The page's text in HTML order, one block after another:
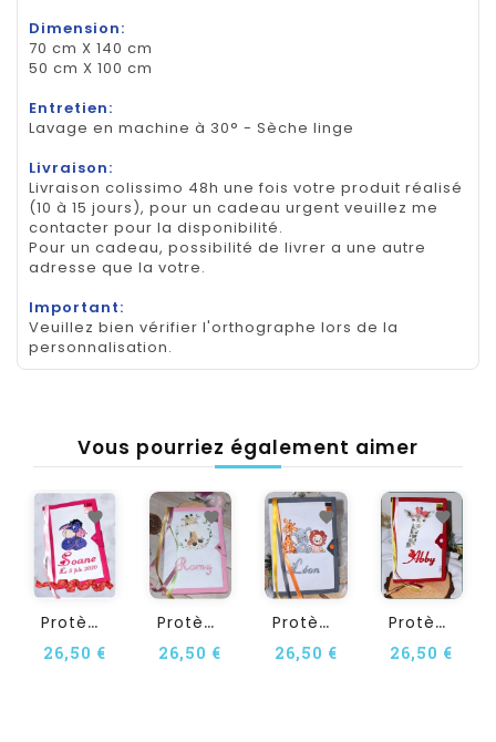
Dimension:
70 cm X 140 cm
50 cm X 100 cm
Entretien:
Lavage en machine à 30° - Sèche linge
Livraison:
Livraison colissimo 48h une fois votre produit réalisé
(10 à 15 jours), pour un cadeau urgent veuillez me
contacter pour la disponibilité.
Pour un cadeau, possibilité de livrer a une autre
adresse que la votre.
Important:
Veuillez bien vérifier l'orthographe lors de la
personnalisation.
Vous pourriez également aimer
P
Rotège Carnet De Santé...
26,50 €
P
Rotège Carnet De Santé...
26,50 €
P
Rotège Carnet De Santé...
26,50 €
P
Rotège Carnet De Santé...
26,50 €